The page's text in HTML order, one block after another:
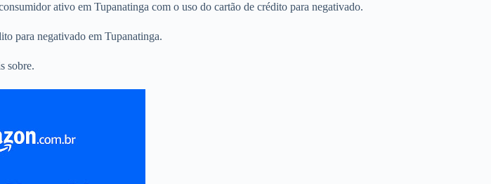
ativo em Tupanatinga com o uso do cartão de crédito para negativado.
para negativado em Tupanatinga.
sobre.